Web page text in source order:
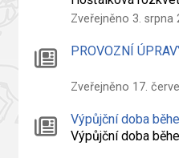
Zveřejněno 3. srpna
PROVOZNÍ
Zveřejněno 17.
Výpůjční doba
Výpůjční doba